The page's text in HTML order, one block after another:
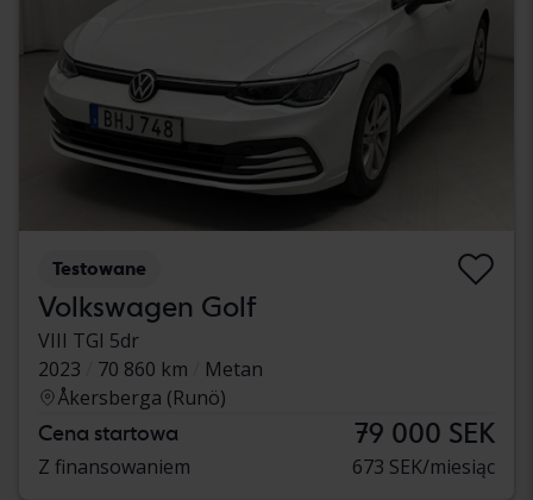
Testowane
Volkswagen Golf
VIII TGI 5dr
2023
70 860 km
Metan
Åkersberga (Runö)
Cena startowa 79 000 SEK
Z finansowaniem 673 SEK/miesiąc